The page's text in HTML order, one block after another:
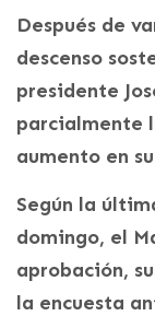
Después de
descenso
presidente
parcialmente
aumento en
Según la
domingo, el
aprobación,
la encuesta